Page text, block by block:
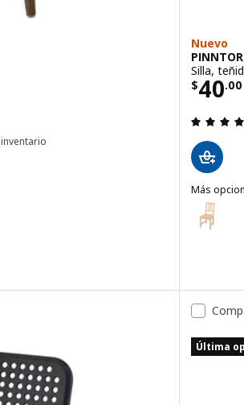
totales:
gris turquesa
Nuevo
Silla,
$40.00
Más
PINNTORP
Opción:
Última